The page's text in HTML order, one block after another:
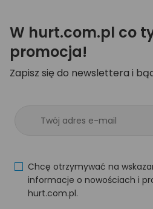
W hurt.com.pl co
promocja!
Zapisz się do newslettera i
Chcę otrzymywać na
informacje o nowościach i
hurt.com.pl.